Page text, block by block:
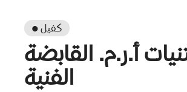
● كفيل
أ.ر.م. القابضة
الفنية